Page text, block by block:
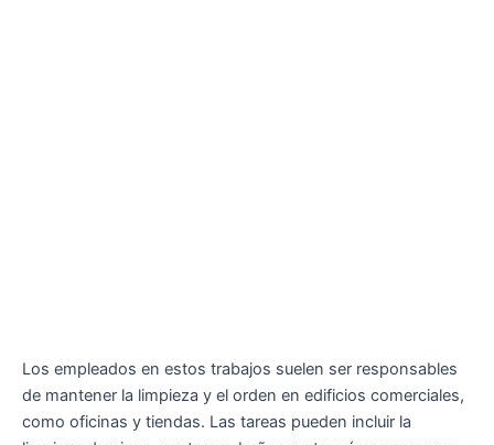
Los empleados en estos trabajos suelen ser responsables
de mantener la limpieza y el orden en edificios comerciales,
como oficinas y tiendas. Las tareas pueden incluir la